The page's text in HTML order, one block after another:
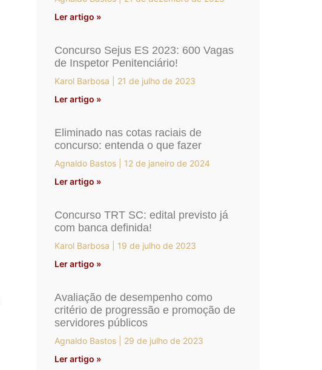
Ler artigo »
Concurso Sejus ES 2023: 600 Vagas
de Inspetor Penitenciário!
Karol Barbosa
21 de julho de 2023
Ler artigo »
Eliminado nas cotas raciais de
concurso: entenda o que fazer
Agnaldo Bastos
12 de janeiro de 2024
Ler artigo »
Concurso TRT SC: edital previsto já
com banca definida!
Karol Barbosa
19 de julho de 2023
Ler artigo »
Avaliação de desempenho como
critério de progressão e promoção de
servidores públicos
Agnaldo Bastos
29 de julho de 2023
Ler artigo »